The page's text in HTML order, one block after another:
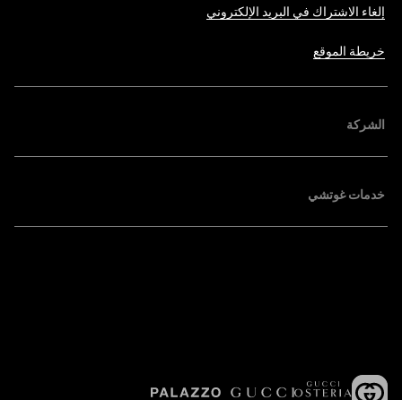
إلغاء الاشتراك في البريد الإلكتروني
خريطة الموقع
الشركة
خدمات غوتشي